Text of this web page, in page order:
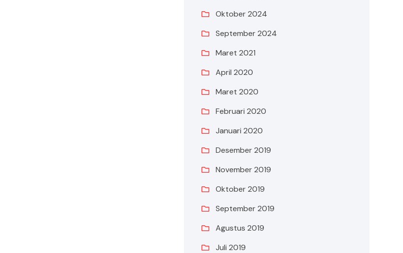
Oktober 2024
September 2024
Maret 2021
April 2020
Maret 2020
Februari 2020
Januari 2020
Desember 2019
November 2019
Oktober 2019
September 2019
Agustus 2019
Juli 2019